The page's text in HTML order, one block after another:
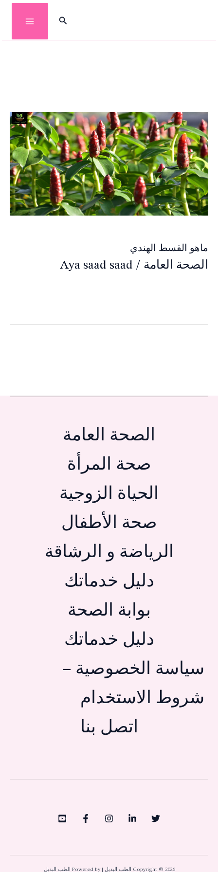
البحث
ماهو القسط الهندي
الصحة العامة /
Aya saad saad
الصحة العامة
صحة المرأة
الحياة الزوجية
صحة الأطفال
الرياضة و الرشاقة
دليل خدماتك
بوابة الصحة
دليل خدماتك
سياسة الخصوصية –
شروط الاستخدام
اتصل بنا
Copyright © 2026 الطب البديل | Powered by الطب البديل